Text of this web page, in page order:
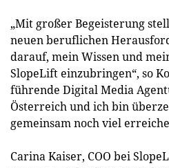
„Mit großer Begeisterung
neuen beruflichen
darauf, mein Wissen und
SlopeLift einzubringen“, so
führende Digital Media
Österreich und ich bin
gemeinsam noch viel
Carina Kaiser, COO bei